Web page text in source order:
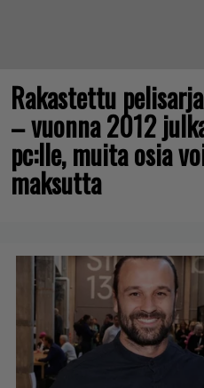
Rakastettu
– vuonna 2012
pc:lle, muita osia
maksutta